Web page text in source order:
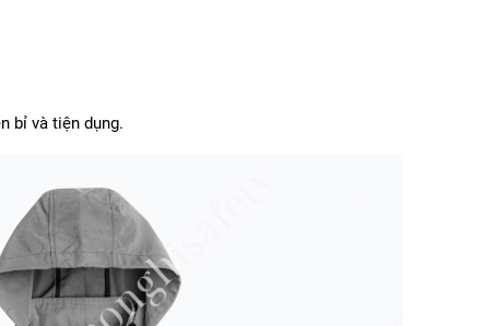
bỉ và tiện dụng.